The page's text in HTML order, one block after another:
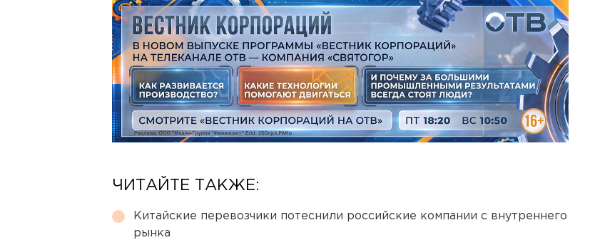
ЧИТАЙТЕ ТАКЖЕ:
Китайские перевозчики потеснили российские компании с внутреннего
рынка